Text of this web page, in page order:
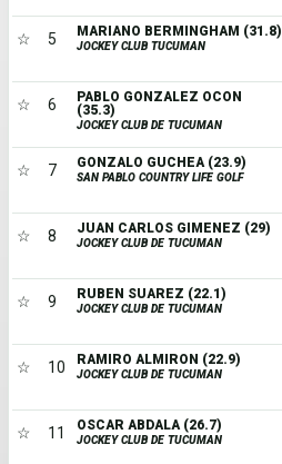
☆ 5 MARIANO BERMINGHAM (31.8)
JOCKEY CLUB TUCUMAN
☆ 6
PABLO GONZALEZ OCON
(35.3)
JOCKEY CLUB DE TUCUMAN
☆ 7 GONZALO GUCHEA (23.9)
SAN PABLO COUNTRY LIFE GOLF
☆ 8 JUAN CARLOS GIMENEZ (29)
JOCKEY CLUB DE TUCUMAN
☆ 9 RUBEN SUAREZ (22.1)
JOCKEY CLUB DE TUCUMAN
☆ 10 RAMIRO ALMIRON (22.9)
JOCKEY CLUB DE TUCUMAN
☆ 11 OSCAR ABDALA (26.7)
JOCKEY CLUB DE TUCUMAN